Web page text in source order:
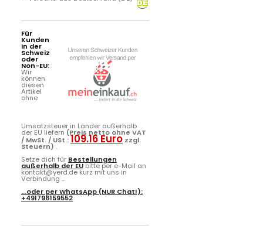
Für
Kunden
in der
Schweiz
oder
Non-EU:
Wir
können
diesen
Artikel
ohne
Umsatzsteuer in Länder außerhalb
der EU liefern (Preis netto ohne VAT
/ MwSt. / USt.:109.16 Euro zzgl.
Steuern) .
Setze dich für Bestellungen
außerhalb der EUbitte per e-Mail an
kontakt@yerd.de kurz mit uns in
Verbindung ...
...oder perWhatsApp (NUR Chat!):
+491796159552